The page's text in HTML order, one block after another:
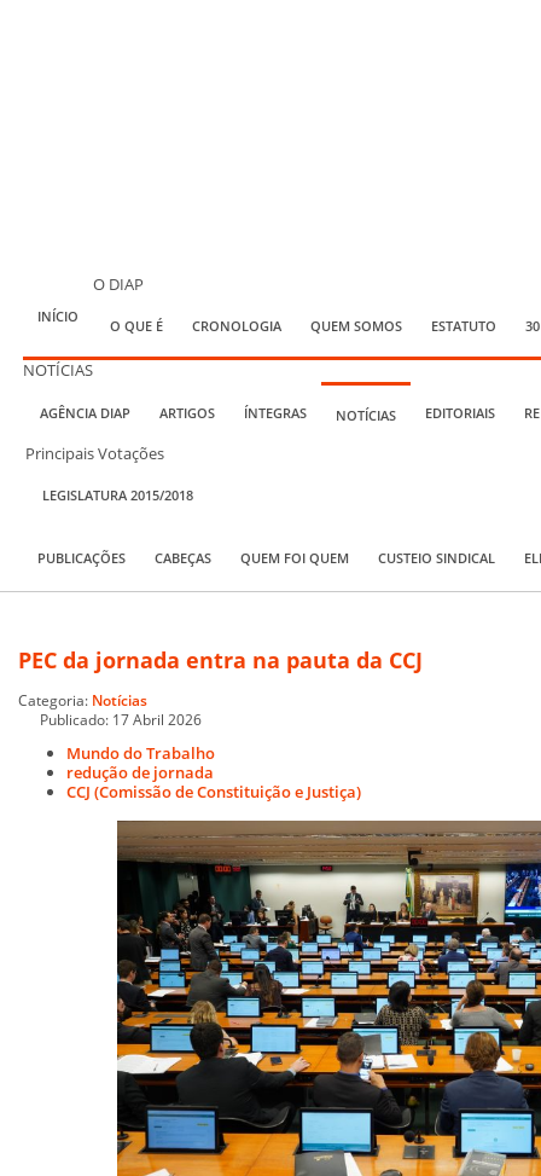
INÍCIO
O DIAP
O QUE É CRONOLOGIA QUEM SOMOS ESTATUTO
NOTÍCIAS
AGÊNCIA DIAP ARTIGOS ÍNTEGRAS NOTÍCIAS EDITORIAIS
Principais Votações
LEGISLATURA 2015/2018
PUBLICAÇÕES CABEÇAS QUEM FOI QUEM CUSTEIO SINDICAL
PEC da jornada entra na pauta da CCJ
Categoria: Notícias
Publicado: 17 Abril 2026
Mundo do Trabalho
redução de jornada
CCJ (Comissão de Constituição e Justiça)